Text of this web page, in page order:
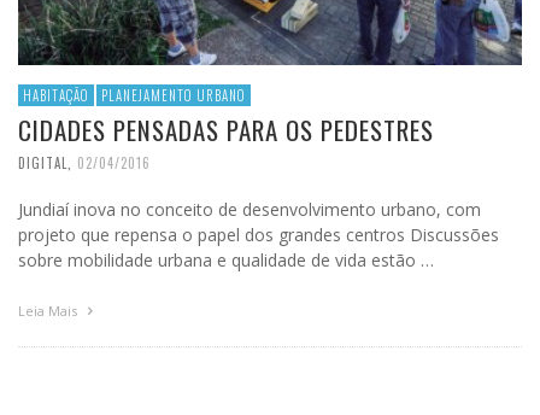
HABITAÇÃO PLANEJAMENTO URBANO
CIDADES PENSADAS PARA OS PEDESTRES
DIGITAL 02/04/2016
Jundiaí inova no conceito de desenvolvimento urbano, com
projeto que repensa o papel dos grandes centros Discussões
sobre mobilidade urbana e qualidade de vida estão …
Leia Mais